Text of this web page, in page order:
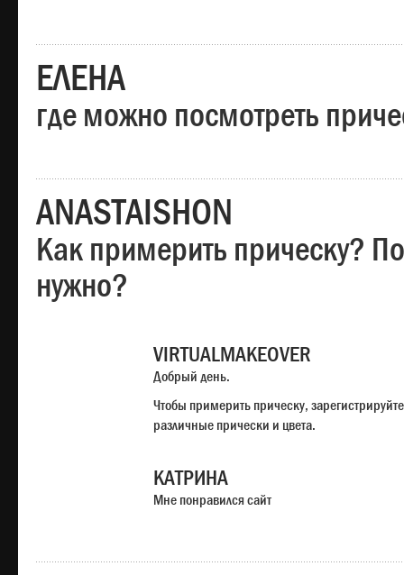
ЕЛЕНА
где можно посмотреть
ANASTAISHON
Как примерить прическу?
нужно?
VIRTUALMAKEOVER
Добрый день.
Чтобы примерить прическу,
различные прически и цвета.
КАТРИНА
Мне понравился сайт